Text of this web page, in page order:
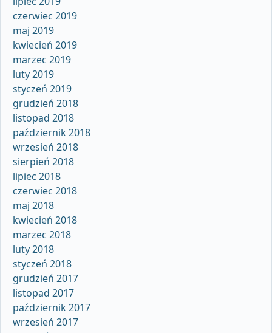
czerwiec 2019
maj 2019
kwiecień 2019
marzec 2019
luty 2019
styczeń 2019
grudzień 2018
listopad 2018
październik 2018
wrzesień 2018
sierpień 2018
lipiec 2018
czerwiec 2018
maj 2018
kwiecień 2018
marzec 2018
luty 2018
styczeń 2018
grudzień 2017
listopad 2017
październik 2017
wrzesień 2017